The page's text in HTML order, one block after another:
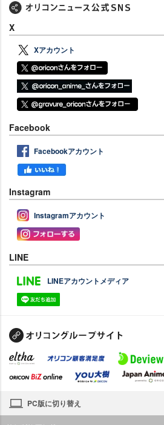
X
Xアカウント
Facebook
Facebookアカウント
Instagram
Instagramアカウント
LINE
LINEアカウントメディア
PC版に切り替え